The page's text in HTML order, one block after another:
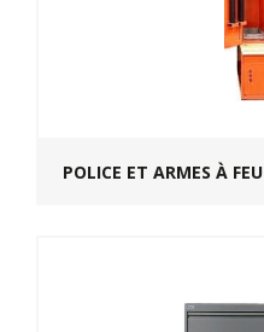
POLICE ET ARMES À FEU